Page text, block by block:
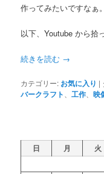
作ってみたいですなぁ。
以下、Youtube から拾
続きを読む →
カテゴリー: お気に入り |
バークラフト
、工作 、映
日 月 火